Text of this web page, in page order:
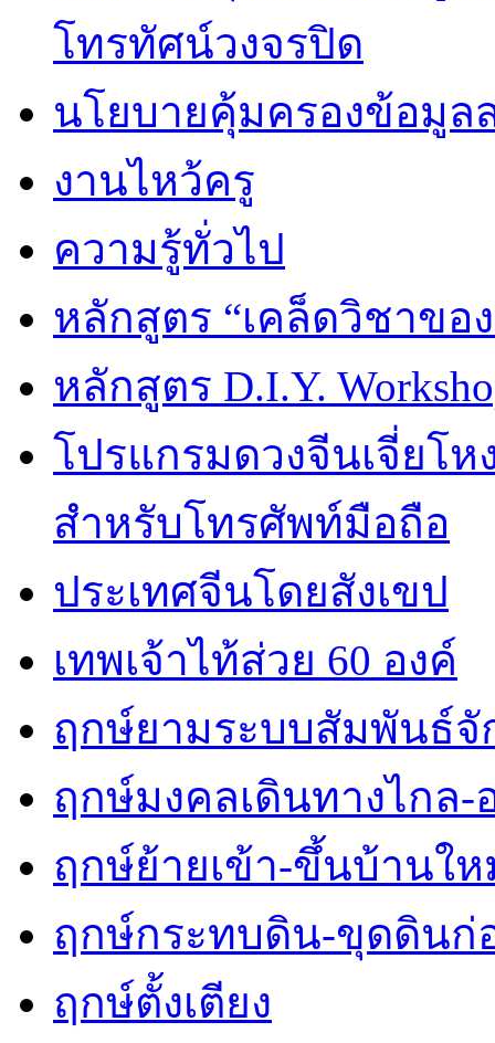
โทรทัศน์วงจรปิด
นโยบายคุ้มครองข้อมูล
งานไหว้ครู
ความรู้ทั่วไป
หลักสูตร “เคล็ดวิชาขอ
หลักสูตร D.I.Y.
โปรแกรมดวงจีนเจี่ยโห
สำหรับโทรศัพท์มือถือ
ประเทศจีนโดยสังเขป
เทพเจ้าไท้ส่วย 60 องค์
ฤกษ์ยามระบบสัมพันธ์จั
ฤกษ์มงคลเดินทางไกล-
ฤกษ์ย้ายเข้า-ขึ้นบ้านใ
ฤกษ์กระทบดิน-ขุดดินก่
ฤกษ์ตั้งเตียง